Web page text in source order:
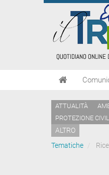
ATTUALITÀ
PROTEZIONE
ALTRO
Tematiche